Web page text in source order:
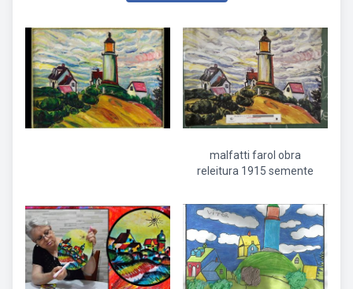
malfatti farol obra
releitura 1915 semente